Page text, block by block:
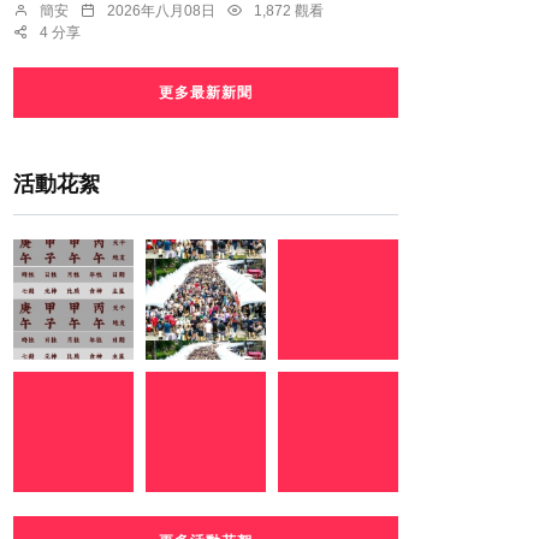
簡安 2026年八月08日
1,872 觀看
4 分享
更多最新新聞
活動花絮